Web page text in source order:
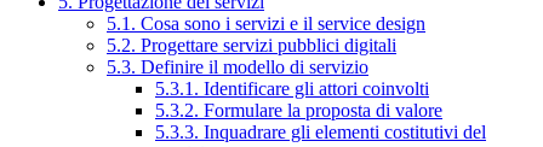
5.1. Cosa sono i servizi e il service design
5.2. Progettare servizi pubblici digitali
5.3. Definire il modello di servizio
5.3.1. Identificare gli attori coinvolti
5.3.2. Formulare la proposta di valore
5.3.3. Inquadrare gli elementi costitutivi del